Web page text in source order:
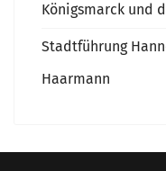
Königsmarck und
Stadtführung
Haarmann